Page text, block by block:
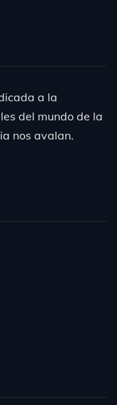
a la
del mundo de la
nos avalan.